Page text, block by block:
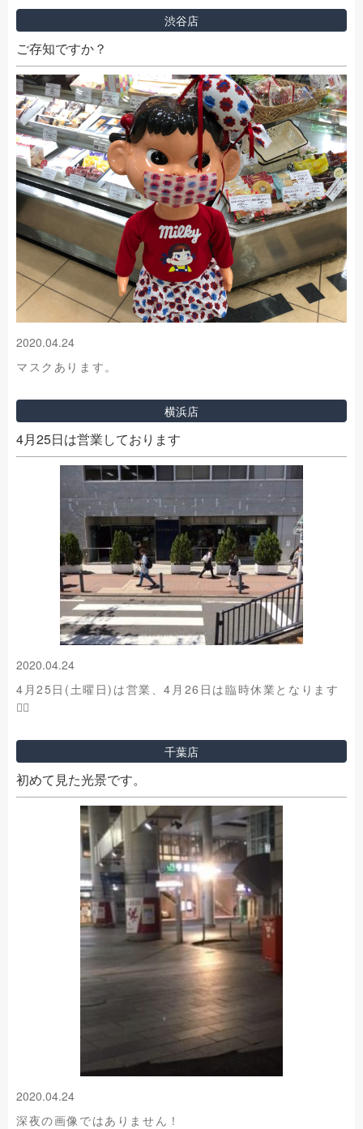
渋谷店
ご存知ですか？
2020.04.24
マスクあります。
横浜店
4月25日は営業しております
2020.04.24
4月25日(土曜日)は営業、4月26日は臨時休業となります
🙇‍♂️
千葉店
初めて見た光景です。
2020.04.24
深夜の画像ではありません！